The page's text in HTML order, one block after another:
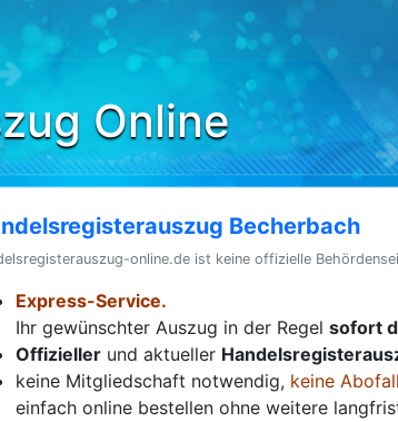
Online
Becherbach
online.de ist keine offizielle
Express-Service.
Ihr gewünschter Auszug in der Regel sofort
Offizieller und aktueller
keine Mitgliedschaft notwendig, keine
einfach online bestellen ohne weitere